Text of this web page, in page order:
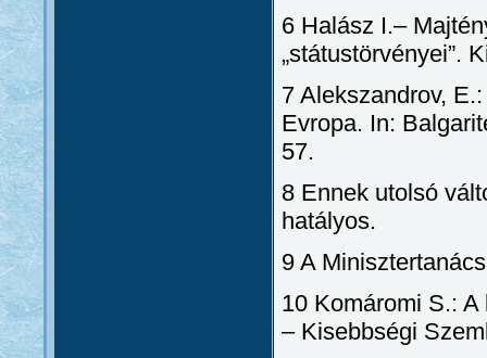
6 Halász I.–
„státustörvényei”.
7 Alekszandrov,
Evropa. In:
57.
8 Ennek utolsó
hatályos.
9 A
10 Komáromi S.:
– Kisebbségi